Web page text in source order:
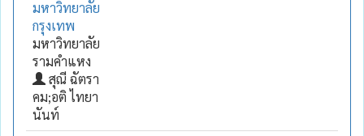
มหาวิทยาลัย
กรุงเทพ
มหาวิทยาลัย
รามคำแหง
สุณี ฉัตรา
คม;อติ ไทยา
นันท์